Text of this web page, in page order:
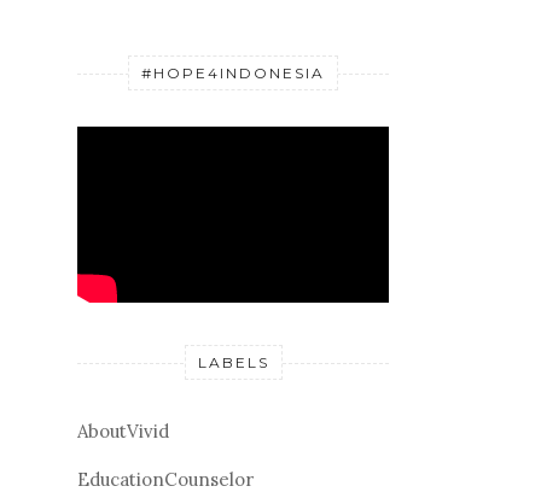
#HOPE4INDONESIA
LABELS
AboutVivid
EducationCounselor